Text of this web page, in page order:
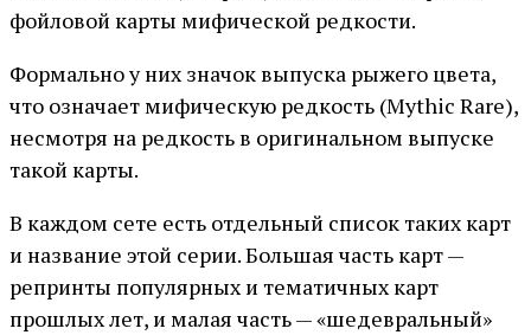
фойловой карты мифической редкости.
Формально у них значок выпуска рыжего цвета,
что означает мифическую редкость (Mythic Rare),
несмотря на редкость в оригинальном выпуске
такой карты.
В каждом сете есть отдельный список таких карт
и название этой серии. Большая часть карт —
репринты популярных и тематичных карт
прошлых лет, и малая часть — «шедевральный»